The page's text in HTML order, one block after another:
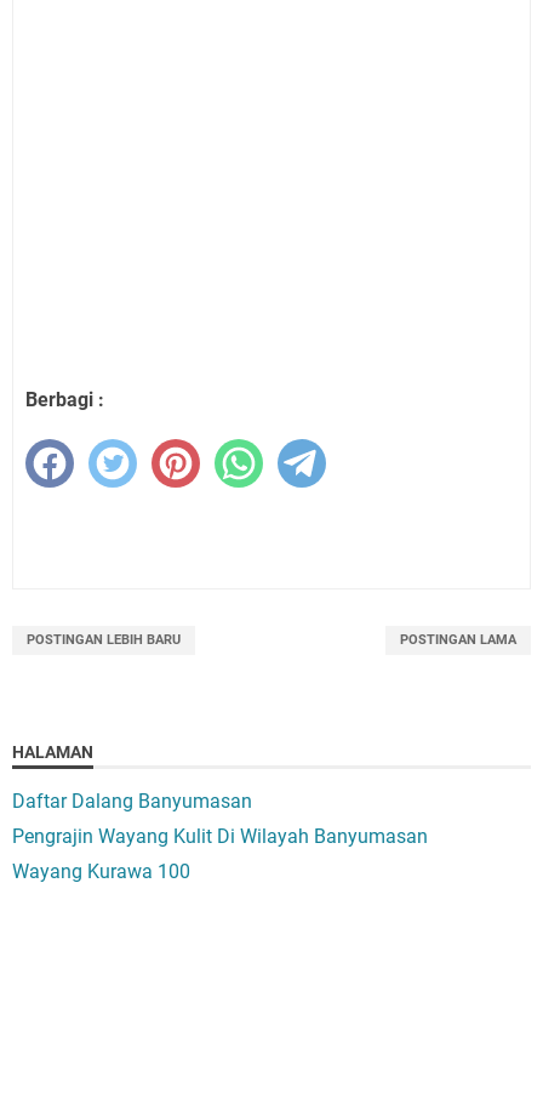
Berbagi :
POSTINGAN LEBIH BARU POSTINGAN LAMA
HALAMAN
Daftar Dalang Banyumasan
Pengrajin Wayang Kulit Di Wilayah Banyumasan
Wayang Kurawa 100